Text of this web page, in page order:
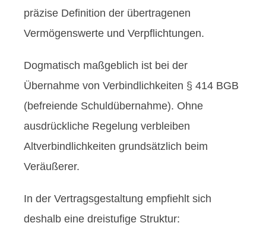
präzise Definition der übertragenen
Vermögenswerte und Verpflichtungen.
Dogmatisch maßgeblich ist bei der
Übernahme von Verbindlichkeiten § 414 BGB
(befreiende Schuldübernahme). Ohne
ausdrückliche Regelung verbleiben
Altverbindlichkeiten grundsätzlich beim
Veräußerer.
In der Vertragsgestaltung empfiehlt sich
deshalb eine dreistufige Struktur: